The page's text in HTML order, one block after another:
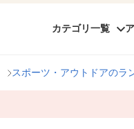
カテゴリ一覧
スポーツ・アウトドアのラ